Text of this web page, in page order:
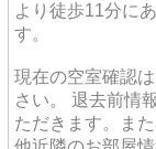
より徒歩11分に
す。
現在の空室確認
さい。 退去前情
ただきます。ま